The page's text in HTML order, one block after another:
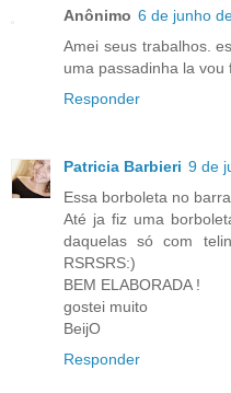
Anônimo 6 de junho
Amei seus trabalhos.
uma passadinha la vou
Responder
Patricia Barbieri 9 de
Essa borboleta no
Até ja fiz uma
daquelas só com
RSRSRS:)
BEM ELABORADA !
gostei muito
BeijO
Responder